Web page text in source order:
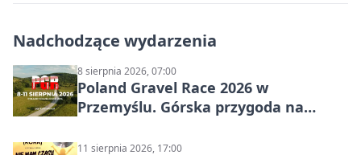
Nadchodzące wydarzenia
8 sierpnia 2026, 07:00
Poland Gravel Race 2026 w
Przemyślu. Górska przygoda na
11 sierpnia 2026, 17:00